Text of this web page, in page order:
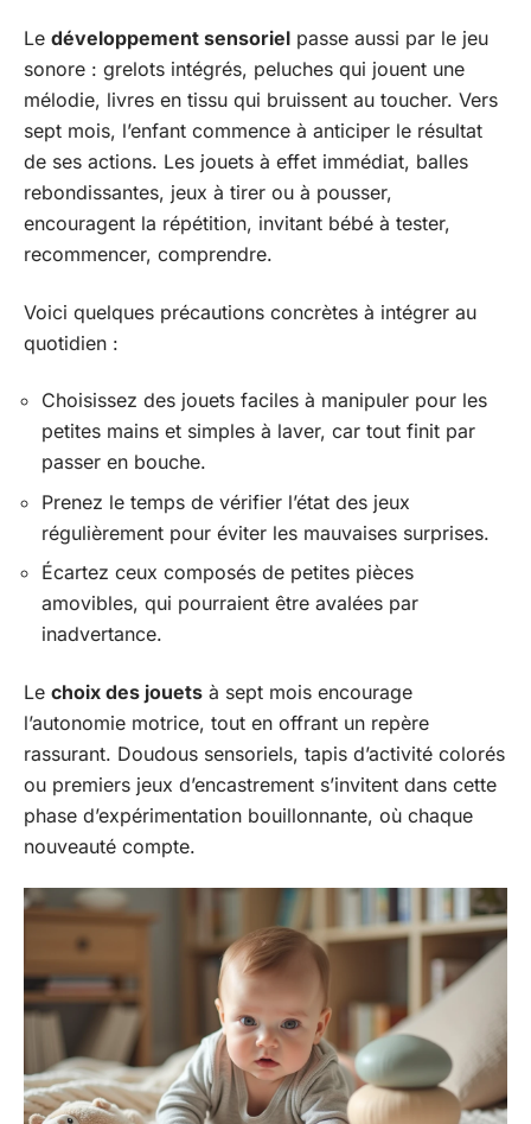
Le développement sensoriel passe aussi par le jeu
sonore : grelots intégrés, peluches qui jouent une
mélodie, livres en tissu qui bruissent au toucher. Vers
sept mois, l’enfant commence à anticiper le résultat
de ses actions. Les jouets à effet immédiat, balles
rebondissantes, jeux à tirer ou à pousser,
encouragent la répétition, invitant bébé à tester,
recommencer, comprendre.
Voici quelques précautions concrètes à intégrer au
quotidien :
Choisissez des jouets faciles à manipuler pour les
petites mains et simples à laver, car tout finit par
passer en bouche.
Prenez le temps de vérifier l’état des jeux
régulièrement pour éviter les mauvaises surprises.
Écartez ceux composés de petites pièces
amovibles, qui pourraient être avalées par
inadvertance.
Le choix des jouets à sept mois encourage
l’autonomie motrice, tout en offrant un repère
rassurant. Doudous sensoriels, tapis d’activité colorés
ou premiers jeux d’encastrement s’invitent dans cette
phase d’expérimentation bouillonnante, où chaque
nouveauté compte.